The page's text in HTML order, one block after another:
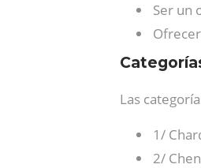
Ser un
Las
1/
2/